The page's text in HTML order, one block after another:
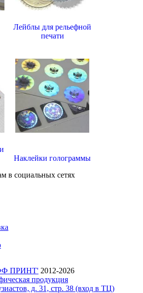
Лейблы для рельефной
печати
Наклейки голограммы
в социальных сетях
ПРИНТ' 2012-2026
продукция
д. 31, стр. 38 (вход в ТЦ)